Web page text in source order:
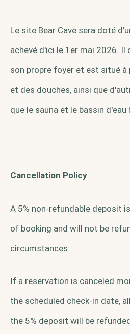
Le site Bear Cave sera doté
achevé d'ici le 1er mai 2026.
son propre foyer et est situé
et des douches, ainsi que
que le sauna et le bassin d'eau
Cancellation Policy
A 5% non-refundable deposit
of booking and will not be
circumstances.
If a reservation is canceled
the scheduled check-in date,
the 5% deposit will be